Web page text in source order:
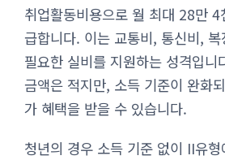
취업활동비용으로 월 최대 28만 4
급합니다. 이는 교통비, 통신비,
필요한 실비를 지원하는 성격입니
금액은 적지만, 소득 기준이 완화
가 혜택을 받을 수 있습니다.
청년의 경우 소득 기준 없이 II유